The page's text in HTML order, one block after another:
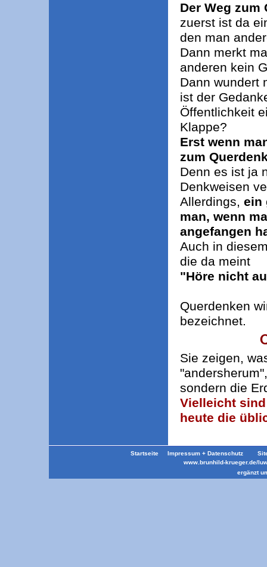
Der Weg zum
zuerst ist da
den man
Dann merkt
anderen kein
Dann wundert
ist der
Öffentlichkeit
Klappe?
Erst wenn
zum
Denn es ist ja
Denkweisen
Allerdings, ein
man, wenn
angefangen
Auch in
die da meint
"Höre nicht
Querdenken
bezeichnet.
Sie zeigen,
sondern die
Vielleicht
heute die
Startseite Impressum + Datenschutz
www.brunhild-krueger.de/
ergänzt